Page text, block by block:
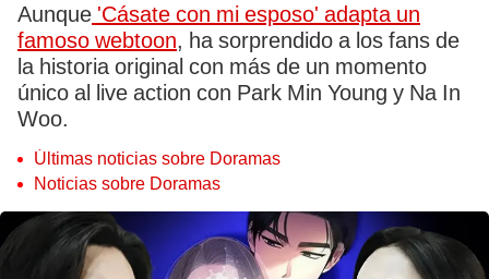
Aunque 'Cásate con mi esposo' adapta un
famoso webtoon, ha sorprendido a los fans de
la historia original con más de un momento
único al live action con Park Min Young y Na In
Woo.
Últimas noticias sobre Doramas
Noticias sobre Doramas